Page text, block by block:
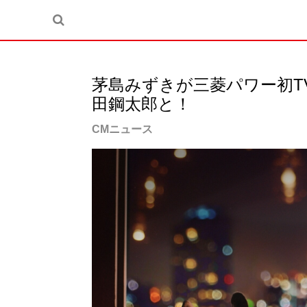
茅島みずきが三菱パワー初
田鋼太郎と！
CMニュース